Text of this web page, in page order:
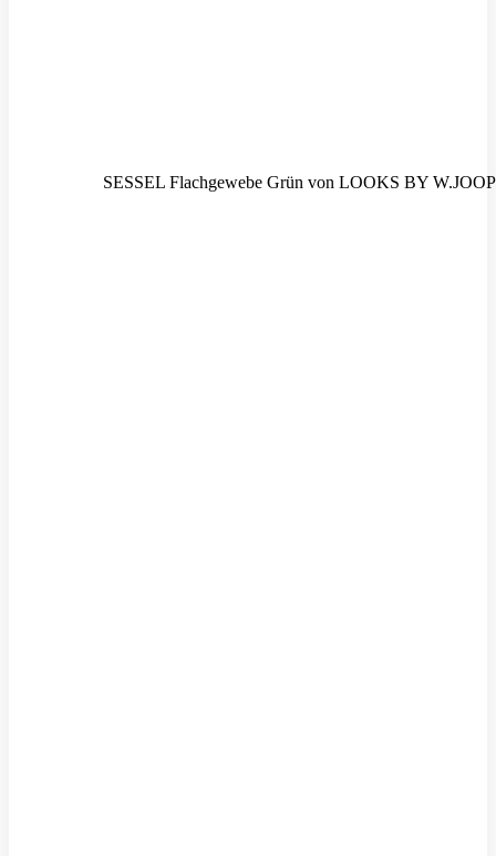
SESSEL Flachgewebe Grün von LOOKS BY W.JOOP